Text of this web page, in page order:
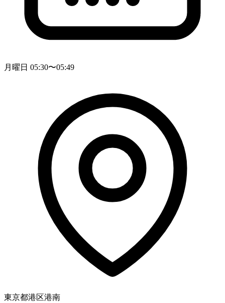
月曜日 05:30〜05:49
東京都港区港南